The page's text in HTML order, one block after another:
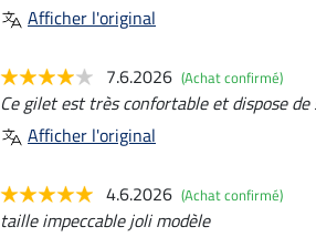
Afficher l'original
7.6.2026 (Achat confirmé)
Ce gilet est très confortable et dispose
Afficher l'original
4.6.2026 (Achat confirmé)
taille impeccable joli modèle